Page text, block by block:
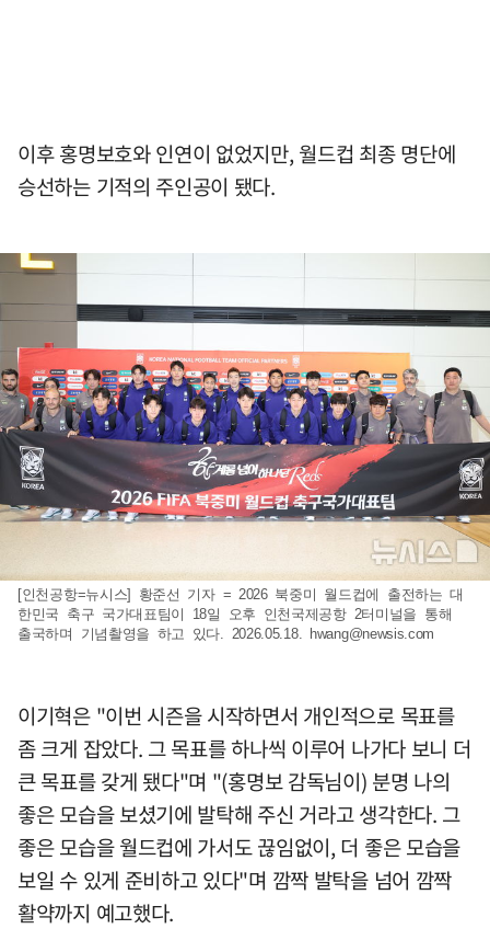
이후 홍명보호와 인연이 없었지만, 월드컵 최종 명단에
승선하는 기적의 주인공이 됐다.
[인천공항=뉴시스] 황준선 기자 = 2026 북중미 월드컵에 출전하는 대
한민국 축구 국가대표팀이 18일 오후 인천국제공항 2터미널을 통해
출국하며 기념촬영을 하고 있다. 2026.05.18.
hwang@newsis.com
이기혁은 "이번 시즌을 시작하면서 개인적으로 목표를
좀 크게 잡았다. 그 목표를 하나씩 이루어 나가다 보니 더
큰 목표를 갖게 됐다"며 "(홍명보 감독님이) 분명 나의
좋은 모습을 보셨기에 발탁해 주신 거라고 생각한다. 그
좋은 모습을 월드컵에 가서도 끊임없이, 더 좋은 모습을
보일 수 있게 준비하고 있다"며 깜짝 발탁을 넘어 깜짝
활약까지 예고했다.